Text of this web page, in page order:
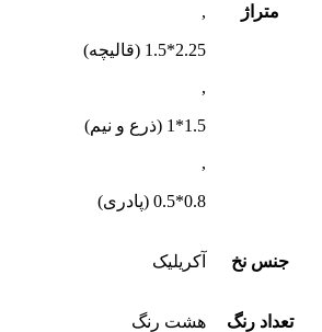
متراژ
,
2.25*1.5 (قالیچه)
,
1.5*1 (ذرع و نیم)
,
0.8*0.5 (پادری)
جنس نخ آکریلیک
تعداد رنگ هشت رنگ